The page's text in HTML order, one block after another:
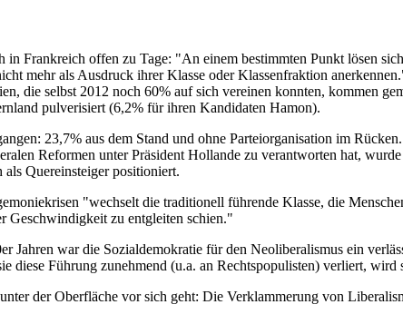
Frankreich offen zu Tage: "An einem bestimmten Punkt lösen
mehr als Ausdruck ihrer Klasse oder Klassenfraktion
die selbst 2012 noch 60% auf sich vereinen konnten, kommen
pulverisiert (6,2% für ihren Kandidaten Hamon).
23,7% aus dem Stand und ohne Parteiorganisation im
Reformen unter Präsident Hollande zu verantworten hat,
Quereinsteiger positioniert.
"wechselt die traditionell führende Klasse, die
Geschwindigkeit zu entgleiten schien."
war die Sozialdemokratie für den Neoliberalismus ein
Führung zunehmend (u.a. an Rechtspopulisten) verliert, wird
der Oberfläche vor sich geht: Die Verklammerung von